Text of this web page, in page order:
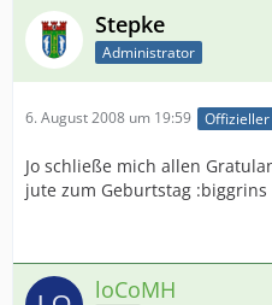
Stepke
Administrator
6. August 2008 um 19:59
Jo schließe mich allen
jute zum Geburtstag :biggrins
loCoMH